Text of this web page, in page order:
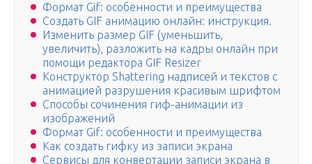
Формат Gif: особенности и преимущества
Создать GIF анимацию онлайн: инструкция.
Изменить размер GIF (уменьшить,
увеличить), разложить на кадры онлайн при
помощи редактора GIF Resizer
Конструктор Shattering надписей и текстов с
анимацией разрушения красивым шрифтом
Способы сочинения гиф-анимации из
изображений
Формат Gif: особенности и преимущества
Как создать гифку из записи экрана
Сервисы для конвертации записи экрана в